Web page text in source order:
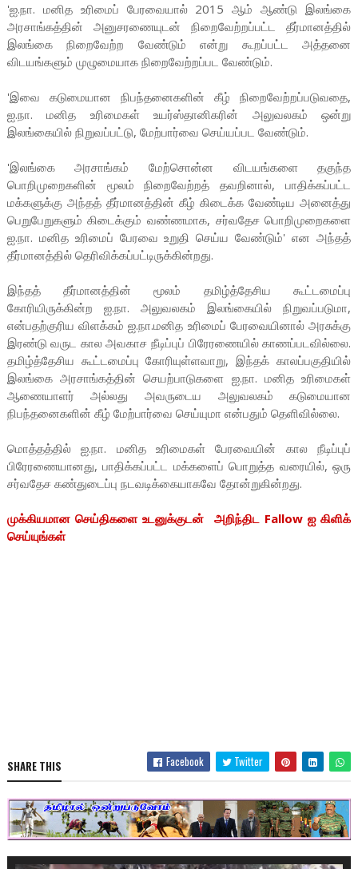
'ஐ.நா. மனித உரிமைப் பேரவையால் 2015 ஆம் ஆண்டு இலங்கை
அரசாங்கத்தின் அனுசரணையுடன் நிறைவேற்றப்பட்ட தீர்மானத்தில்
இலங்கை நிறைவேற்ற வேண்டும் என்று கூறப்பட்ட அத்தனை
விடயங்களும் முழுமையாக நிறைவேற்றப்பட வேண்டும்.
'இவை கடுமையான நிபந்தனைகளின் கீழ் நிறைவேற்றப்படுவதை,
ஐ.நா. மனித உரிமைகள் உயர்ஸ்தானிகரின் அலுவலகம் ஒன்று
இலங்கையில் நிறுவப்பட்டு, மேற்பார்வை செய்யப்பட வேண்டும்.
'இலங்கை அரசாங்கம் மேற்சொன்ன விடயங்களை தகுந்த
பொறிமுறைகளின் மூலம் நிறைவேற்றத் தவறினால், பாதிக்கப்பட்ட
மக்களுக்கு அந்தத் தீர்மானத்தின் கீழ் கிடைக்க வேண்டிய அனைத்து
பெறுபேறுகளும் கிடைக்கும் வண்ணமாக, சர்வதேச பொறிமுறைகளை
ஐ.நா. மனித உரிமைப் பேரவை உறுதி செய்ய வேண்டும்' என அந்தத்
தீர்மானத்தில் தெரிவிக்கப்பட்டிருக்கின்றது.
இந்தத் தீர்மானத்தின் மூலம் தமிழ்த்தேசிய கூட்டமைப்பு
கோரியிருக்கின்ற ஐ.நா. அலுவலகம் இலங்கையில் நிறுவப்படுமா,
என்பதற்குரிய விளக்கம் ஐ.நா.மனித உரிமைப் பேரவையினால் அரசுக்கு
இரண்டு வருட கால அவகாச நீடிப்புப் பிரேரணையில் காணப்படவில்லை.
தமிழ்த்தேசிய கூட்டமைப்பு கோரியுள்ளவாறு, இந்தக் காலப்பகுதியில்
இலங்கை அரசாங்கத்தின் செயற்பாடுகளை ஐ.நா. மனித உரிமைகள்
ஆணையாளர் அல்லது அவருடைய அலுவலகம் கடுமையான
நிபந்தனைகளின் கீழ் மேற்பார்வை செய்யுமா என்பதும் தெளிவில்லை.
மொத்தத்தில் ஐ.நா. மனித உரிமைகள் பேரவையின் கால நீடிப்புப்
பிரேரணையானது, பாதிக்கப்பட்ட மக்களைப் பொறுத்த வரையில், ஒரு
சர்வதேச கண்துடைப்பு நடவடிக்கையாகவே தோன்றுகின்றது.
முக்கியமான செய்திகளை உடனுக்குடன் அறிந்திட Fallow ஐ கிளிக்
செய்யுங்கள்
SHARE THIS Facebook Twitter